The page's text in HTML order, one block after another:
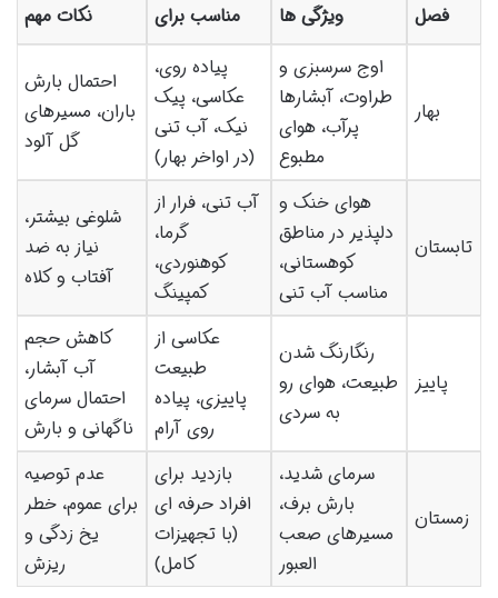
فصل ویژگی ها مناسب برای نکات مهم
بهار
اوج سرسبزی و
طراوت، آبشارها
پرآب، هوای
مطبوع
پیاده روی،
عکاسی، پیک
نیک، آب تنی
(در اواخر بهار)
احتمال بارش
باران، مسیرهای
گل آلود
تابستان
هوای خنک و
دلپذیر در مناطق
کوهستانی،
مناسب آب تنی
آب تنی، فرار از
گرما،
کوهنوردی،
کمپینگ
شلوغی بیشتر،
نیاز به ضد
آفتاب و کلاه
پاییز
رنگارنگ شدن
طبیعت، هوای رو
به سردی
عکاسی از
طبیعت
پاییزی، پیاده
روی آرام
کاهش حجم
آب آبشار،
احتمال سرمای
ناگهانی و بارش
زمستان
سرمای شدید،
بارش برف،
مسیرهای صعب
العبور
بازدید برای
افراد حرفه ای
(با تجهیزات
کامل)
عدم توصیه
برای عموم، خطر
یخ زدگی و
ریزش